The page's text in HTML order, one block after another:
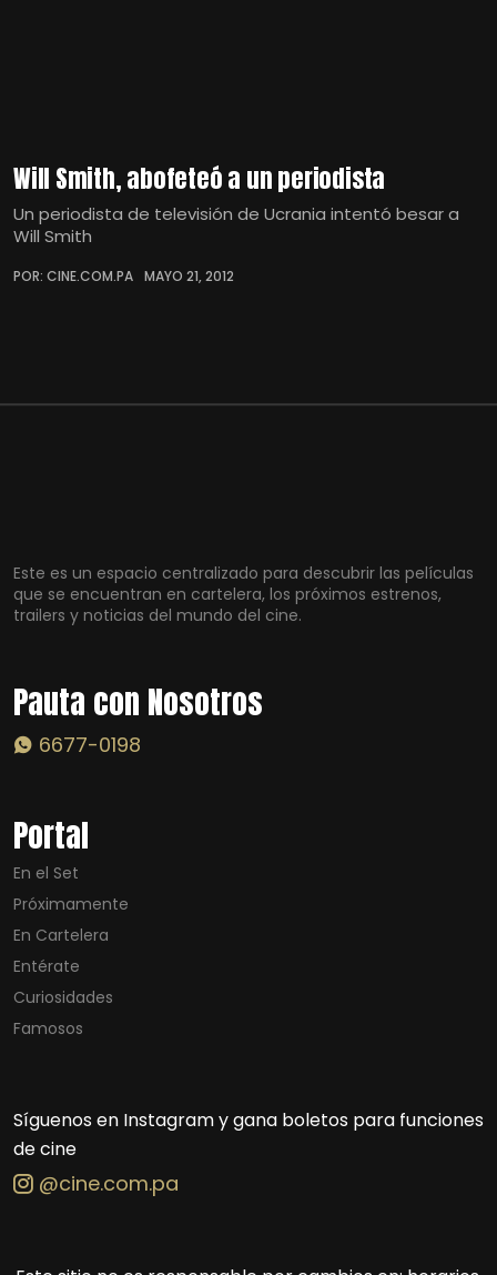
Will Smith, abofeteó a un periodista
Un periodista de televisión de Ucrania intentó besar a
Will Smith
POR: CINE.COM.PA MAYO 21, 2012
Este es un espacio centralizado para descubrir las películas
que se encuentran en cartelera, los próximos estrenos,
trailers y noticias del mundo del cine.
Pauta con Nosotros
6677-0198
Portal
En el Set
Próximamente
En Cartelera
Entérate
Curiosidades
Famosos
Síguenos en Instagram y gana boletos para funciones
de cine
@cine.com.pa